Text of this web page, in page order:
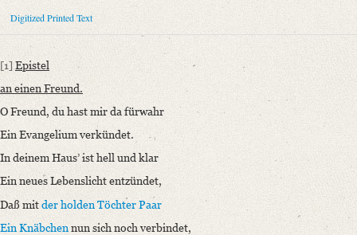
Place of Dispatch: Jena
Place of Destination: Dessau
Date: [Ende März/April 1797]
Notations: Vermutlich Abschrift. Empfänger, Datum sowie Absende-
Printed Text
Bibliography: Becker, Gottlieb Wilhelm: Almanach und
Weitere Drucke: Schlegel, August Wilhelm von: Poetische Werke.
Incipit: „[1] Epistel
an einen Freund.
O Freund, du hast mir da fürwahr
Ein Evangelium verkündet.
Digitized Printed Text
[1] Epistel
an einen Freund.
O Freund, du hast mir da fürwahr
Ein Evangelium verkündet.
In deinem Haus’ ist hell und klar
Ein neues Lebenslicht entzündet,
Daß mitder holden Töchter Paar
Ein Knäbchennun sich noch verbindet,